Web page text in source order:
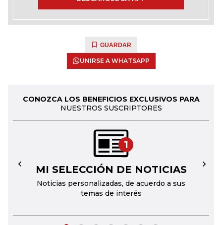
GUARDAR
UNIRSE A WHATSAPP
CONOZCA LOS BENEFICIOS EXCLUSIVOS PARA
NUESTROS SUSCRIPTORES
1
MI SELECCIÓN DE NOTICIAS
Noticias personalizadas, de acuerdo a sus
temas de interés
← →